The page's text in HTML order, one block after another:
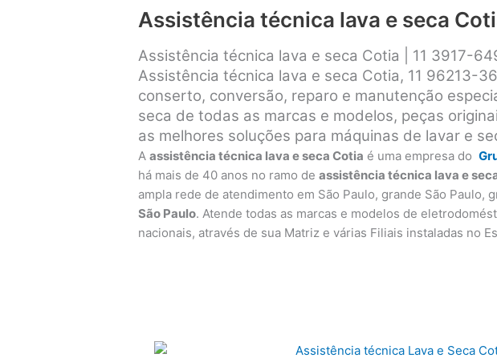
Assistência técnica lava e seca
Assistência técnica lava e seca Cotia | 11 3917-
Assistência técnica lava e seca Cotia, 11 96213-
conserto, conversão, reparo e manutenção
seca de todas as marcas e modelos, peças
as melhores soluções para máquinas de lavar e
Aassistência técnica lava e seca Cotia é uma empresa do
há mais de 40 anos no ramo deassistência técnica lava e
ampla rede de atendimento em São Paulo, grande São Paulo,
São Paulo. Atende todas as marcas e modelos de
nacionais, através de sua Matriz e várias Filiais instaladas no